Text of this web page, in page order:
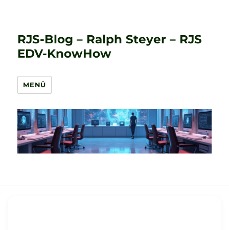
RJS-Blog – Ralph Steyer – RJS
EDV-KnowHow
MENÜ